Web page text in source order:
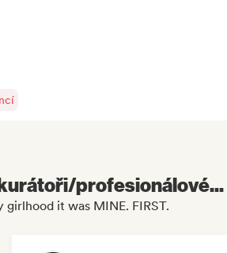
profesionálové...
it was MINE. FIRST.